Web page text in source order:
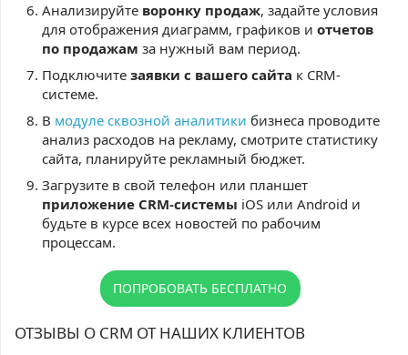
Анализируйте воронку продаж, задайте условия
для отображения диаграмм, графиков и отчетов
по продажам за нужный вам период.
Подключите заявки с вашего сайта к CRM-
системе.
В модуле сквозной аналитики бизнеса проводите
анализ расходов на рекламу, смотрите статистику
сайта, планируйте рекламный бюджет.
Загрузите в свой телефон или планшет
приложение CRM-системы iOS или Android и
будьте в курсе всех новостей по рабочим
процессам.
ПОПРОБОВАТЬ БЕСПЛАТНО
ОТЗЫВЫ О CRM ОТ НАШИХ КЛИЕНТОВ